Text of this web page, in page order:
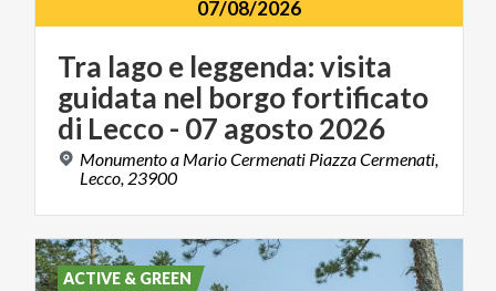
07/08/2026
Tra lago e leggenda: visita
guidata nel borgo fortificato
di Lecco - 07 agosto 2026
Monumento a Mario Cermenati Piazza Cermenati,
Lecco, 23900
ACTIVE & GREEN